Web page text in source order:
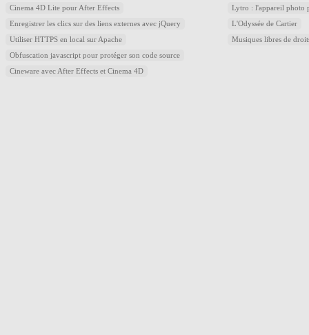
Cinema 4D Lite pour After Effects
Enregistrer les clics sur des liens externes avec jQuery
Utiliser HTTPS en local sur Apache
Obfuscation javascript pour protéger son code source
Cineware avec After Effects et Cinema 4D
Lytro : l'appareil photo
L'Odyssée de Cartier
Musiques libres de